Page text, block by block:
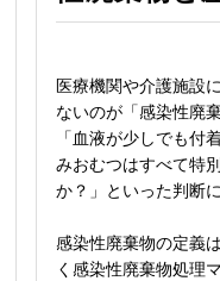
医療機関や介護施設
ないのが「感染性廃
「血液が少しでも付
みおむつはすべて特
か？」といった判断
感染性廃棄物の定義
く感染性廃棄物処理